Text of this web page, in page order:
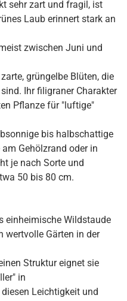
sehr zart und fragil, ist
Laub erinnert stark an
zwischen Juni und
grüngelbe Blüten, die
Ihr filigraner Charakter
Pflanze für "luftige"
bis halbschattige
Gehölzrand oder in
je nach Sorte und
50 bis 80 cm.
einheimische Wildstaude
wertvolle Gärten in der
Struktur eignet sie
in
Leichtigkeit und